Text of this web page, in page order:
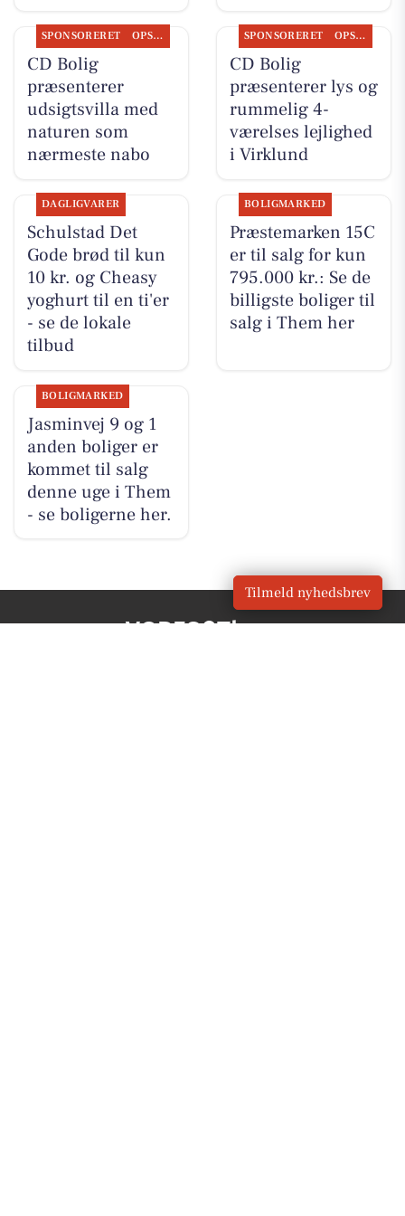
SPONSORERET OPSLAGSTAVLEN
CD Bolig
præsenterer
udsigtsvilla med
naturen som
nærmeste nabo
SPONSORERET OPSLAGSTAVLEN
CD Bolig
præsenterer lys og
rummelig 4-
værelses lejlighed
i Virklund
DAGLIGVARER
Schulstad Det
Gode brød til kun
10 kr. og Cheasy
yoghurt til en ti'er
- se de lokale
tilbud
BOLIGMARKED
Præstemarken 15C
er til salg for kun
795.000 kr.: Se de
billigste boliger til
salg i Them her
BOLIGMARKED
Jasminvej 9 og 1
anden boliger er
kommet til salg
denne uge i Them
- se boligerne her.
VORES Them
Tilmeld nyhedsbrev